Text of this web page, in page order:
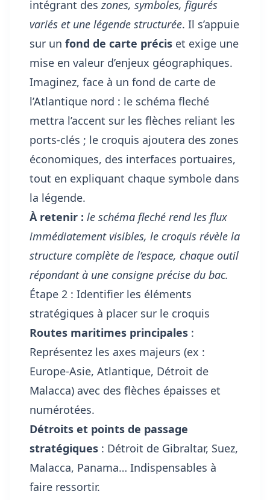
intégrant des zones, symboles, figurés
variés et une légende structurée. Il s’appuie
sur un fond de carte précis et exige une
mise en valeur d’enjeux géographiques.
Imaginez, face à un fond de carte de
l’Atlantique nord : le schéma fleché
mettra l’accent sur les flèches reliant les
ports-clés ; le croquis ajoutera des zones
économiques, des interfaces portuaires,
tout en expliquant chaque symbole dans
la légende.
À retenir : le schéma fleché rend les flux
immédiatement visibles, le croquis révèle la
structure complète de l’espace, chaque outil
répondant à une consigne précise du bac.
Étape 2 : Identifier les éléments
stratégiques à placer sur le croquis
Routes maritimes principales :
Représentez les axes majeurs (ex :
Europe-Asie, Atlantique, Détroit de
Malacca) avec des flèches épaisses et
numérotées.
Détroits et points de passage
stratégiques : Détroit de Gibraltar, Suez,
Malacca, Panama… Indispensables à
faire ressortir.